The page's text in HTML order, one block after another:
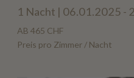
1 Nacht | 06.01.2025 -
AB 465 CHF
Preis pro Zimmer / Nacht